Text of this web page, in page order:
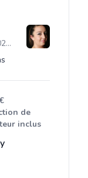
Dernière connexion : 28/04/2026 18:09
de
inclus